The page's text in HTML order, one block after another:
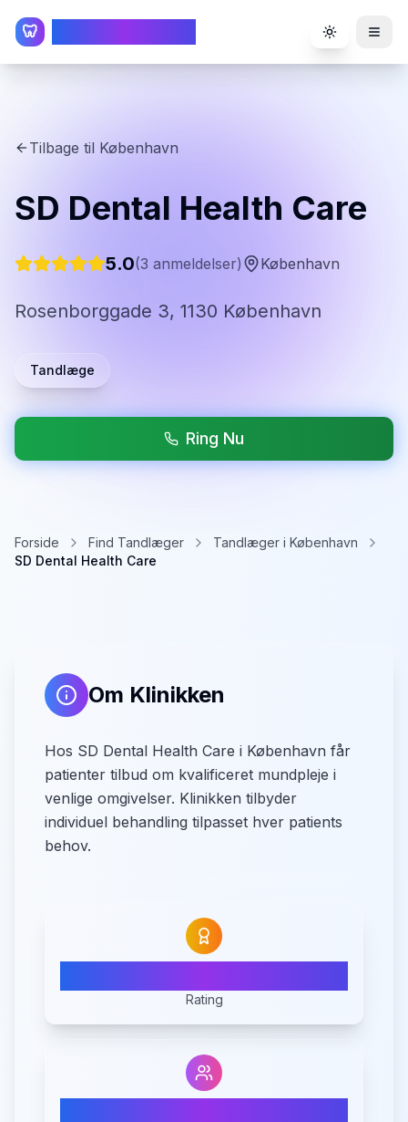
🦷 Toggle
Tilbage til København
SD Dental Health Care
5.0(3 anmeldelser) København
Rosenborggade 3, 1130 København
Tandlæge
Ring Nu
Forside Find Tandlæger
Tandlæger i København
SD Dental Health Care
Om Klinikken
Hos SD Dental Health Care i København får
patienter tilbud om kvalificeret mundpleje i
venlige omgivelser. Klinikken tilbyder
individuel behandling tilpasset hver patients
behov.
Rating